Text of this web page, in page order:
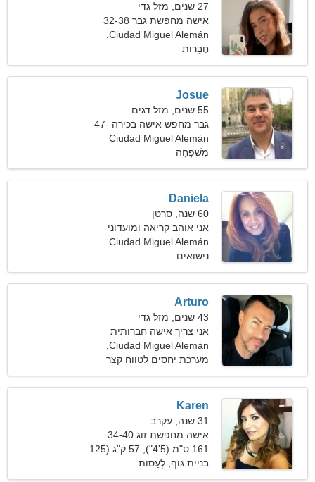
27 שנים, מזל גדי
אישה מחפשת גבר 32-38
מקסיקו
חֲבֵרוּת
Josue
55 שנים, מזל דגים
גבר מחפש אישה בכירה 47-
53
Ciudad Miguel Alemán
מִשׁפָּחָה
Daniela
60 שנה, סרטן
אני אוהב קריאה ומועדוני
לילה
Ciudad Miguel Alemán
נישואים
Arturo
43 שנים, מזל גדי
אני צריך אישה חברותית
מקסיקו
מערכת יחסים לטווח קצר
Karen
31 שנה, עקרב
אישה מחפשת זוג 34-40
161 ס"מ (5'4"), 57 ק"ג (125
פאונד)
בניית גוף, לְעַסוֹת